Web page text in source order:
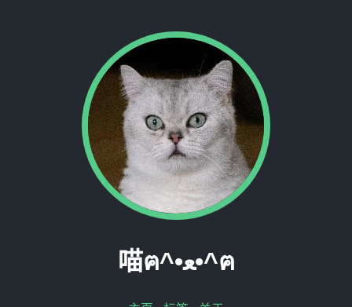
喵ฅ^•ﻌ•^ฅ